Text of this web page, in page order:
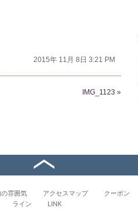
2015年 11月 8日 3:21 PM
IMG_1123 »
の雰囲気 アクセスマップ
クーポン
ライン LINK